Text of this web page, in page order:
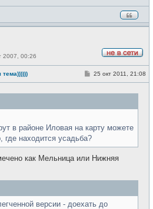
е
в
с
2007, 00:26
тема))))))
С
б
е
е
25 окт 2011, 21:08
в районе Иловая на карту можете
где находится усадьба?
как Мельница или Нижняя
версии - доехать до